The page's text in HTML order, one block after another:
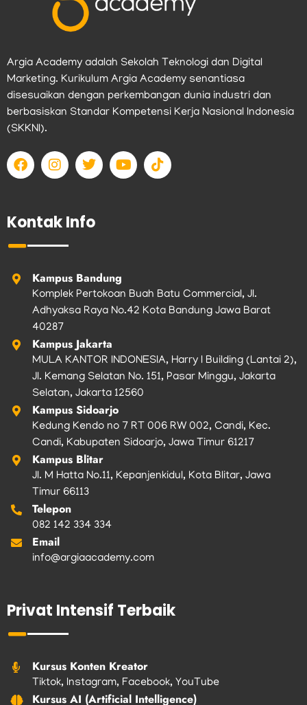
Argia Academy adalah Sekolah Teknologi dan Digital
Marketing. Kurikulum Argia Academy senantiasa
disesuaikan dengan perkembangan dunia industri dan
berbasiskan Standar Kompetensi Kerja Nasional Indonesia
(SKKNI).
F
a
c
o
o
k
I
n
s
a
g
a
T
w
i
e
Y
o
u
T
i
k
Kontak Info
Kampus Bandung
Komplek Pertokoan Buah Batu Commercial, Jl.
Adhyaksa Raya No.42 Kota Bandung Jawa Barat
40287
Kampus Jakarta
MULA KANTOR INDONESIA, Harry I Building (Lantai 2),
Jl. Kemang Selatan No. 151, Pasar Minggu, Jakarta
Selatan, Jakarta 12560
Kampus Sidoarjo
Kedung Kendo no 7 RT 006 RW 002, Candi, Kec.
Candi, Kabupaten Sidoarjo, Jawa Timur 61217
Kampus Blitar
Jl. M Hatta No.11, Kepanjenkidul, Kota Blitar, Jawa
Timur 66113
Telepon
082 142 334 334
Email
info@argiaacademy.com
Privat Intensif Terbaik
Kursus Konten Kreator
Tiktok, Instagram, Facebook, YouTube
Kursus AI (Artificial Intelligence)